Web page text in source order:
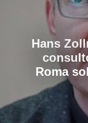
Hans
Roma